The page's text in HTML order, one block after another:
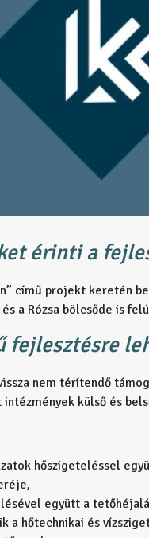
érinti a
című projekt keretén
a Rózsa bölcsőde is
fejlesztésre
nem térítendő
külső és
hőszigeteléssel
együtt a
a hőtechnikai és